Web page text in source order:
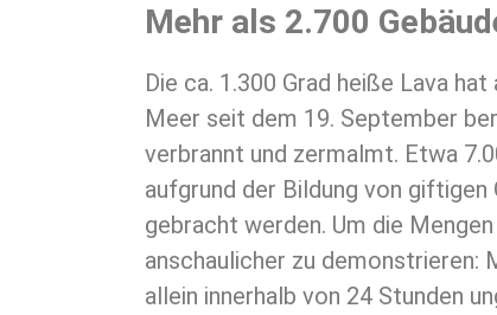
Mehr als 2.700
Die ca. 1.300 Grad heiße Lava
Meer seit dem 19. September
verbrannt und zermalmt. Etwa
aufgrund der Bildung von giftigen
gebracht werden. Um die
anschaulicher zu demonstrieren:
allein innerhalb von 24 Stunden